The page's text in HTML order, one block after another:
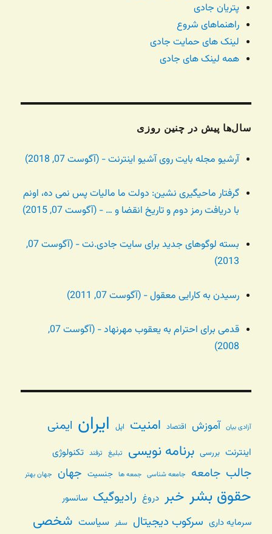
پتریان جادی
راهنماهای شروع
لینک های حمایت جادی
همه لینک های جادی
سال‌ها پیش در چنین روزی
آرشیو مجله بایت روی آشیو اینترنت - (آگوست 07, 2018)
گرفتار ماحیگیری نشین: دولت ما مالیات پس نمی ده، اونم
با دریافت رمز دوم و تاریخ انقضا و … - (آگوست 07, 2015)
بسته لوگوهای جدید برای سایت جادی.نت - (آگوست 07,
2013)
رسیدن به کارایی معقول - (آگوست 07, 2011)
قدمی برای احترام به یعقوب مهرنهاد - (آگوست 07,
2008)
آزادی بیان آموزش اقتصاد امنیت اپل ایران ایمنی
اینترنت بررسی برنامه نویسی تبلیغ ترفند تکنولوژی
جالب جامعه جامعه شناسی جمعه ها جنسیت جهان جهان بهتر
حقوق بشر خبر دروغ رادیوگیک سانسور
سرمایه داری سرکوب دیجیتال سفر سیاست شخصی